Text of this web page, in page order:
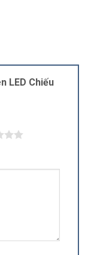
LED Chiếu